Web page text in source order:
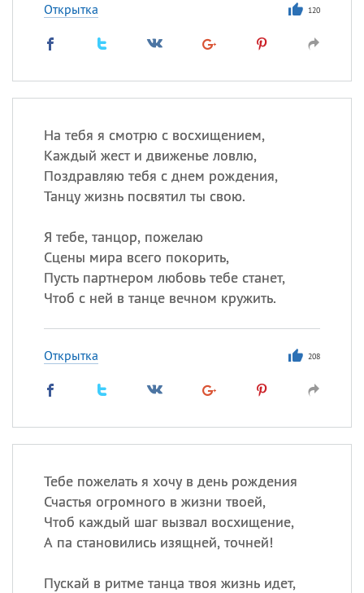
Открытка 120
На тебя я смотрю с восхищением,
Каждый жест и движенье ловлю,
Поздравляю тебя с днем рождения,
Танцу жизнь посвятил ты свою.
Я тебе, танцор, пожелаю
Сцены мира всего покорить,
Пусть партнером любовь тебе станет,
Чтоб с ней в танце вечном кружить.
Открытка 208
Тебе пожелать я хочу в день рождения
Счастья огромного в жизни твоей,
Чтоб каждый шаг вызвал восхищение,
А па становились изящней, точней!
Пускай в ритме танца твоя жизнь идет,